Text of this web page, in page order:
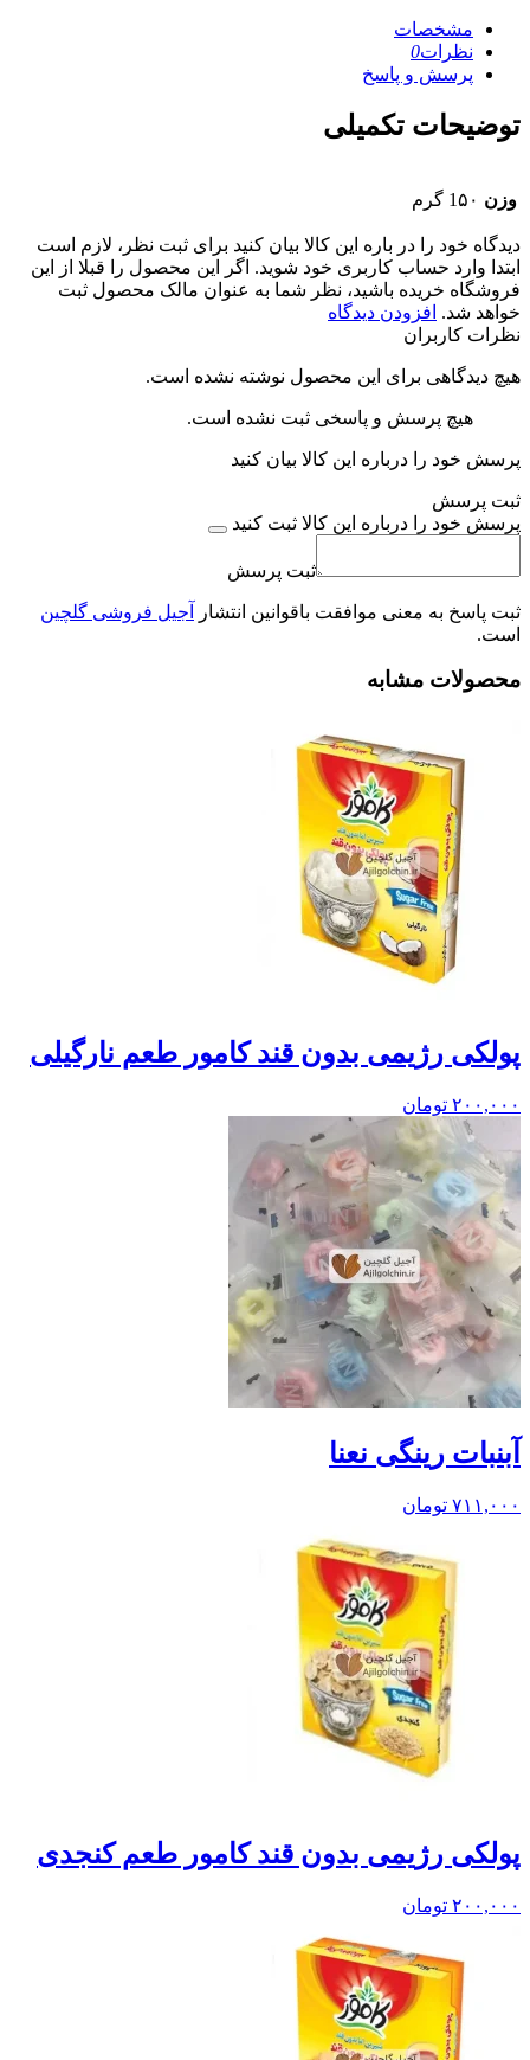
مشخصات
نظرات0
پرسش و پاسخ
توضیحات تکمیلی
وزن 1۵۰ گرم
دیدگاه خود را در باره این کالا بیان کنید برای ثبت نظر، لازم است
ابتدا وارد حساب کاربری خود شوید. اگر این محصول را قبلا از این
فروشگاه خریده باشید، نظر شما به عنوان مالک محصول ثبت
خواهد شد. افزودن دیدگاه
نظرات کاربران
هیچ دیدگاهی برای این محصول نوشته نشده است.
هیچ پرسش و پاسخی ثبت نشده است.
پرسش خود را درباره این کالا بیان کنید
ثبت پرسش
پرسش خود را درباره این کالا ثبت کنید
ثبت پرسش
ثبت پاسخ به معنی موافقت باقوانین انتشار
آجیل فروشی گلچین
است.
محصولات مشابه
پولکی رژیمی بدون قند کامور طعم نارگیلی
۲۰۰,۰۰۰ تومان
آبنبات رینگی نعنا
۷۱۱,۰۰۰ تومان
پولکی رژیمی بدون قند کامور طعم کنجدی
۲۰۰,۰۰۰ تومان